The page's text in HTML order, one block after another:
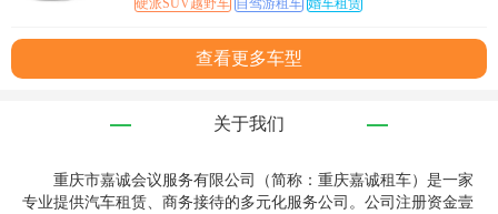
硬派SUV越野车 自驾游租车 婚车租赁
查看更多车型
关于我们
重庆市嘉诚会议服务有限公司（简称：重庆嘉诚租车）是一家
专业提供汽车租赁、商务接待的多元化服务公司。公司注册资金壹